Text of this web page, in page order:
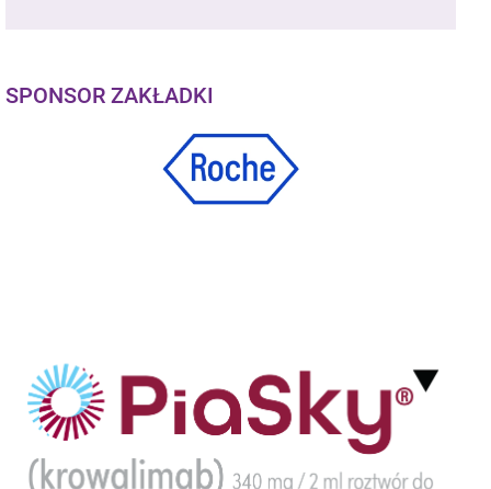
SPONSOR ZAKŁADKI